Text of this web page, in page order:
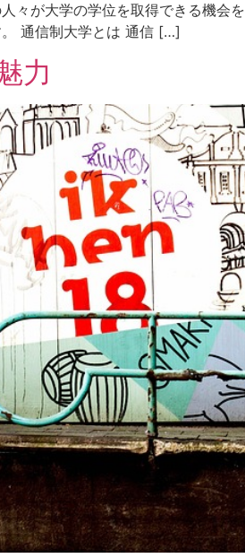
々が大学の学位を取得できる機会
通信制大学とは 通信 […]
力